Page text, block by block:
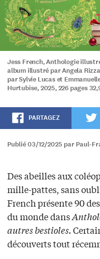
Jess French, Anthologie
album illustré par Angela
par Sylvie Lucas et
Hurtubise, 2025, 226 pages
PARTAGEZ
Publié 03/12/2025 par Paul-
Des abeilles aux
mille-pattes, sans
French présente 90
du monde dans
autres bestioles.
découverts tout